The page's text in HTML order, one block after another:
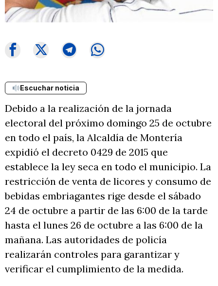
Escuchar noticia
Debido a la realización de la jornada
electoral del próximo domingo 25 de octubre
en todo el país, la Alcaldía de Montería
expidió el decreto 0429 de 2015 que
establece la ley seca en todo el municipio. La
restricción de venta de licores y consumo de
bebidas embriagantes rige desde el sábado
24 de octubre a partir de las 6:00 de la tarde
hasta el lunes 26 de octubre a las 6:00 de la
mañana. Las autoridades de policía
realizarán controles para garantizar y
verificar el cumplimiento de la medida.